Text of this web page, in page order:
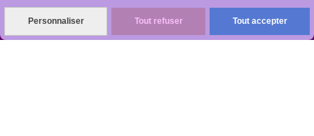
apide, soignée, sécurisée
Personnaliser Tout refuser Tout accepter